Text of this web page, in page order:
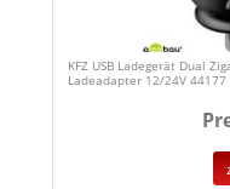
KFZ USB Ladegerät Dual
Ladeadapter 12/24V 44177